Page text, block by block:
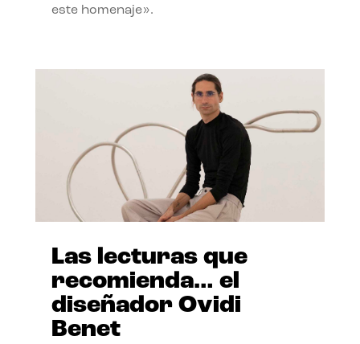
este homenaje».
Las lecturas que
recomienda… el
diseñador Ovidi
Benet